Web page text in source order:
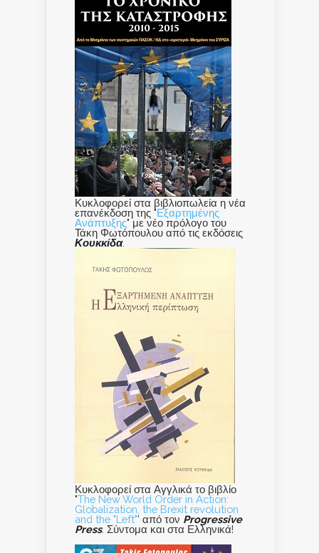
Κυκλοφορεί στα βιβλιοπωλεία η νέα
επανέκδοση της "Εξαρτημένης
Ανάπτυξης" με νέο πρόλογο του
Τάκη Φωτόπουλου από τις εκδόσεις
Κουκκίδα.
Κυκλοφορεί στα Αγγλικά το βιβλίο
"The New World Order in Action:
Globalization, the Brexit revolution
and the "Left"' από τον Progressive
Press. Σύντομα και στα Ελληνικά!